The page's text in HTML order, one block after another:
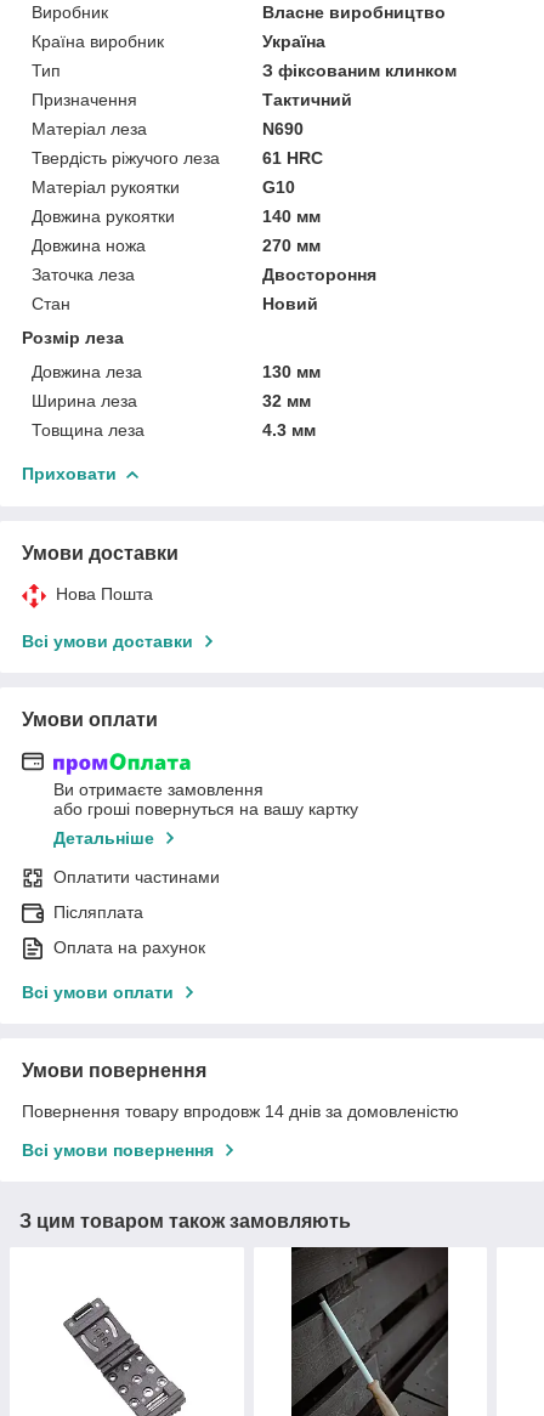
Виробник
Власне виробництво
Країна виробник
Україна
Тип
З фіксованим клинком
Призначення
Тактичний
Матеріал леза
N690
Твердість ріжучого леза
61 HRC
Матеріал рукоятки
G10
Довжина рукоятки
140 мм
Довжина ножа
270 мм
Заточка леза
Двостороння
Стан
Новий
Розмір леза
Довжина леза
130 мм
Ширина леза
32 мм
Товщина леза
4.3 мм
Приховати
Умови доставки
Нова Пошта
Всі умови доставки
Умови оплати
Ви отримаєте замовлення
або гроші повернуться на вашу картку
Детальніше
Оплатити частинами
Післяплата
Оплата на рахунок
Всі умови оплати
Умови повернення
Повернення товару впродовж 14 днів за домовленістю
Всі умови повернення
З цим товаром також замовляють